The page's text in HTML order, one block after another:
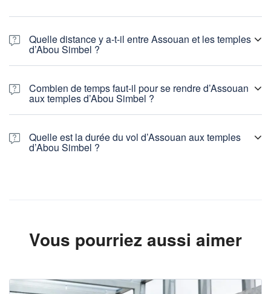
Quelle distance y a-t-il entre Assouan et les temples
d’Abou Simbel ?
Combien de temps faut-il pour se rendre d’Assouan
aux temples d’Abou Simbel ?
Quelle est la durée du vol d’Assouan aux temples
d’Abou Simbel ?
Vous pourriez aussi aimer